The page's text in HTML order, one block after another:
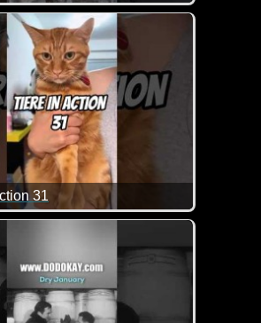
wieder ein paar witzige Szenen mit
31
sprechen könnten, dann wären das